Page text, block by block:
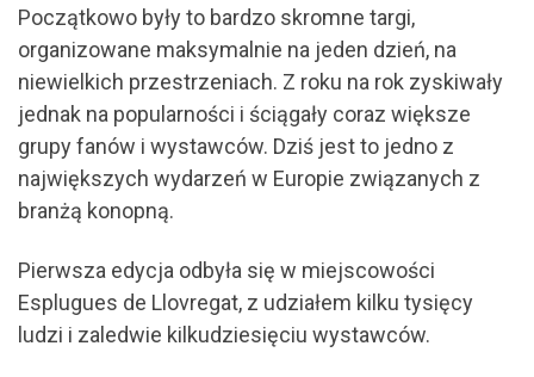
Początkowo były to bardzo skromne targi,
organizowane maksymalnie na jeden dzień, na
niewielkich przestrzeniach. Z roku na rok zyskiwały
jednak na popularności i ściągały coraz większe
grupy fanów i wystawców. Dziś jest to jedno z
największych wydarzeń w Europie związanych z
branżą konopną.
Pierwsza edycja odbyła się w miejscowości
Esplugues de Llovregat, z udziałem kilku tysięcy
ludzi i zaledwie kilkudziesięciu wystawców.